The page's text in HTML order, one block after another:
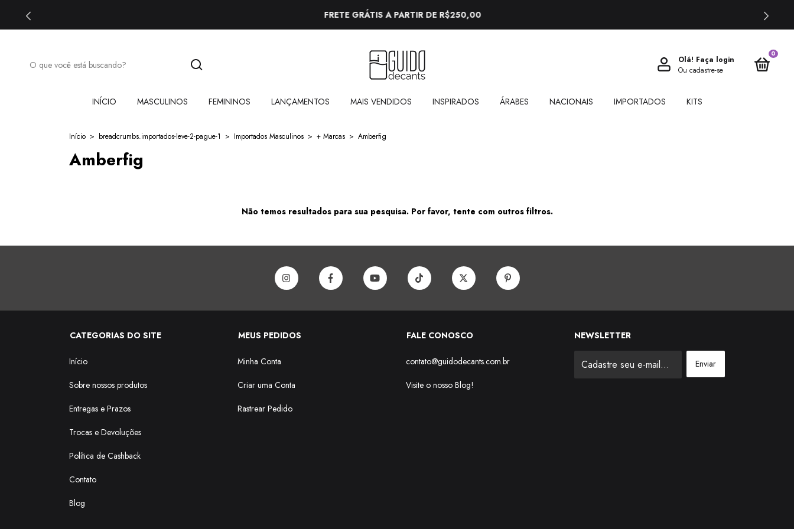
FRETE GRÁTIS A PARTIR DE R$250,00
Olá! Faça login
Ou cadastre-se
0
INÍCIO MASCULINOS FEMININOS LANÇAMENTOS MAIS VENDIDOS INSPIRADOS ÁRABES NACIONAIS IMPORTADOS KITS
Início > breadcrumbs.importados-leve-2-pague-1 > Importados Masculinos > + Marcas > Amberfig
Amberfig
Não temos resultados para sua pesquisa. Por favor, tente com outros filtros.
CATEGORIAS DO SITE
Início
Sobre nossos produtos
Entregas e Prazos
Trocas e Devoluções
Política de Cashback
Contato
Blog
MEUS PEDIDOS
Minha Conta
Criar uma Conta
Rastrear Pedido
FALE CONOSCO
contato@guidodecants.com.br
Visite o nosso Blog!
NEWSLETTER